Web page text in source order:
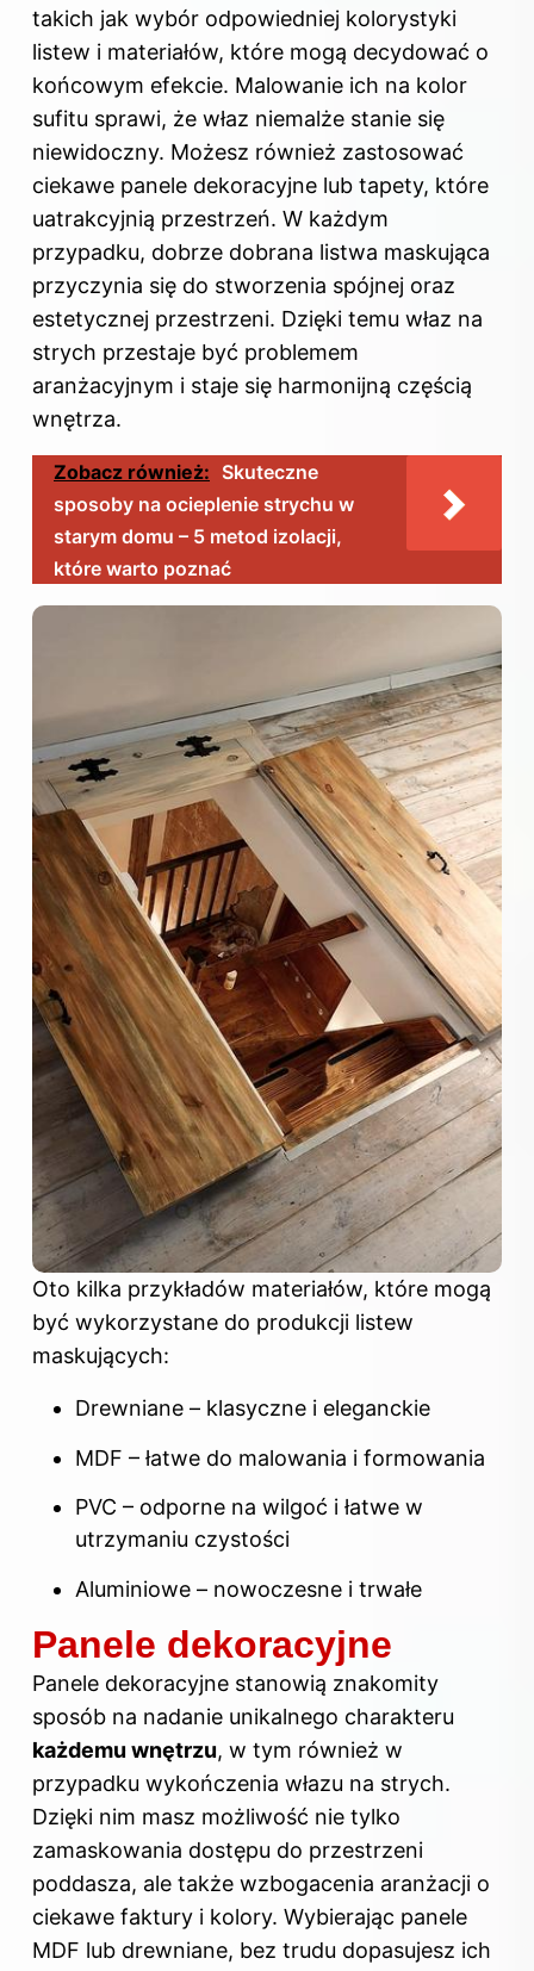
takich jak wybór odpowiedniej kolorystyki
listew i materiałów, które mogą decydować o
końcowym efekcie. Malowanie ich na kolor
sufitu sprawi, że właz niemalże stanie się
niewidoczny. Możesz również zastosować
ciekawe panele dekoracyjne lub tapety, które
uatrakcyjnią przestrzeń. W każdym
przypadku, dobrze dobrana listwa maskująca
przyczynia się do stworzenia spójnej oraz
estetycznej przestrzeni. Dzięki temu właz na
strych przestaje być problemem
aranżacyjnym i staje się harmonijną częścią
wnętrza.
Zobacz również: Skuteczne
sposoby na ocieplenie strychu w
starym domu – 5 metod izolacji,
które warto poznać
Oto kilka przykładów materiałów, które mogą
być wykorzystane do produkcji listew
maskujących:
Drewniane – klasyczne i eleganckie
MDF – łatwe do malowania i formowania
PVC – odporne na wilgoć i łatwe w
utrzymaniu czystości
Aluminiowe – nowoczesne i trwałe
Panele dekoracyjne
Panele dekoracyjne stanowią znakomity
sposób na nadanie unikalnego charakteru
każdemu wnętrzu, w tym również w
przypadku wykończenia włazu na strych.
Dzięki nim masz możliwość nie tylko
zamaskowania dostępu do przestrzeni
poddasza, ale także wzbogacenia aranżacji o
ciekawe faktury i kolory. Wybierając panele
MDF lub drewniane, bez trudu dopasujesz ich